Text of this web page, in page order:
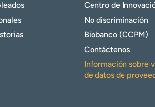
Centro de
No discriminación
Biobanco (CCPM)
Contáctenos
Información sobre
de datos de